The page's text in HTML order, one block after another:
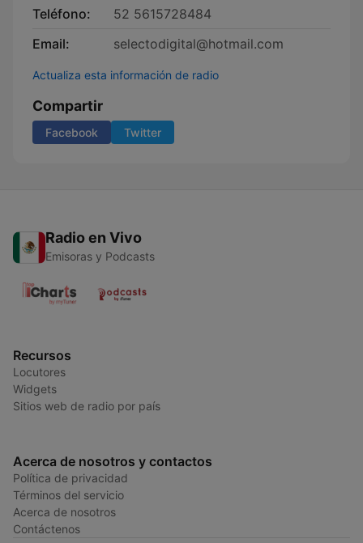
Teléfono:
52 5615728484
Email:
selectodigital@hotmail.com
Actualiza esta información de radio
Compartir
Facebook Twitter
Radio en Vivo
Emisoras y Podcasts
Recursos
Locutores
Widgets
Sitios web de radio por país
Acerca de nosotros y contactos
Política de privacidad
Términos del servicio
Acerca de nosotros
Contáctenos